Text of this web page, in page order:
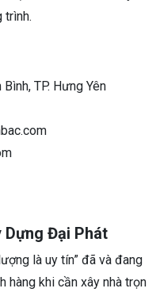
trình.
TP. Hưng Yên
Dựng Đại Phát
là uy tín” đã và đang
hàng khi cần xây nhà trọn